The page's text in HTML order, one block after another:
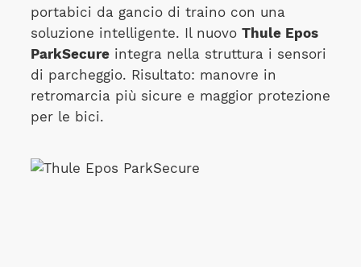
portabici da gancio di traino con una
soluzione intelligente. Il nuovo Thule Epos
ParkSecureintegra nella struttura i sensori
di parcheggio. Risultato: manovre in
retromarcia più sicure e maggior protezione
per le bici.